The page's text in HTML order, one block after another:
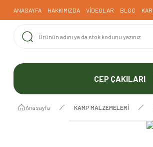
ANASAYFA HAKKIMIZDA VİDEOLAR BLOG
CEP ÇAKILARI
Anasayfa KAMP MALZEMELERİ